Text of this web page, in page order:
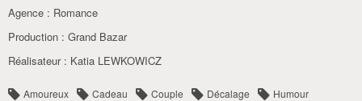
Agence : Romance
Production : Grand Bazar
Réalisateur : Katia LEWKOWICZ
Amoureux Cadeau Couple Décalage
Humour